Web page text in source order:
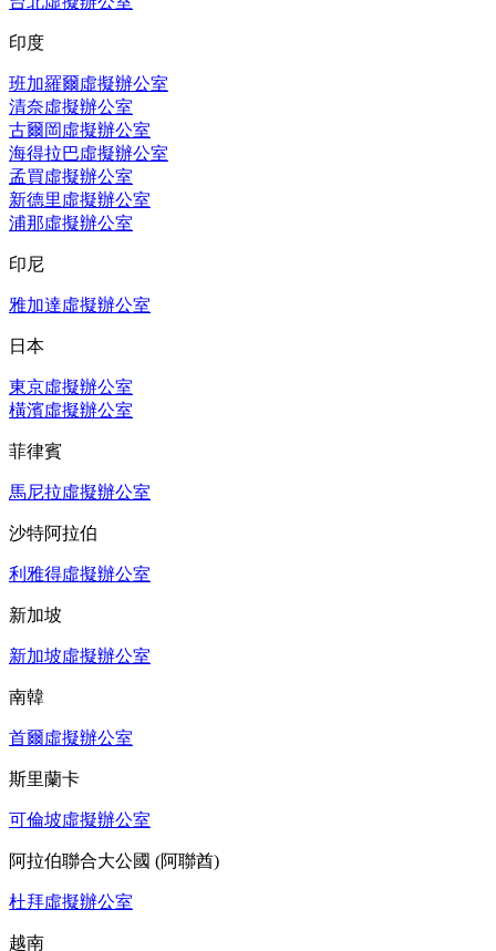
印度
班加羅爾虛擬辦公室
清奈虛擬辦公室
古爾岡虛擬辦公室
海得拉巴虛擬辦公室
孟買虛擬辦公室
新德里虛擬辦公室
浦那虛擬辦公室
印尼
雅加達虛擬辦公室
日本
東京虛擬辦公室
橫濱虛擬辦公室
菲律賓
馬尼拉虛擬辦公室
沙特阿拉伯
利雅得虛擬辦公室
新加坡
新加坡虛擬辦公室
南韓
首爾虛擬辦公室
斯里蘭卡
可倫坡虛擬辦公室
阿拉伯聯合大公國 (阿聯酋)
杜拜虛擬辦公室
越南